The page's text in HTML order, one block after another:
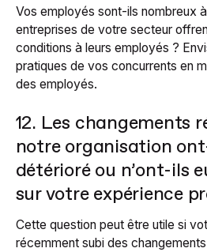
Vos employés sont-ils nombreux
entreprises de votre secteur
conditions à leurs employés ?
pratiques de vos concurrents en
des employés.
12. Les changements
notre organisation
détérioré ou n’ont-ils
sur votre expérience
Cette question peut être utile si
récemment subi des